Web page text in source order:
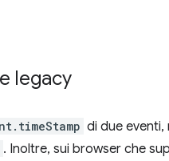
legacy
di due
. Inoltre, sui browser che